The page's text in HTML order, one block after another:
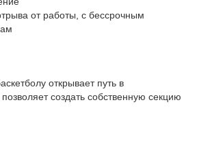
от работы, с бессрочным
открывает путь в
создать собственную секцию